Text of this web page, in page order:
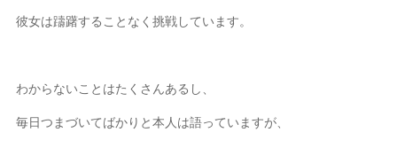
彼女は躊躇することなく挑戦しています。
わからないことはたくさんあるし、
毎日つまづいてばかりと本人は語っていますが、